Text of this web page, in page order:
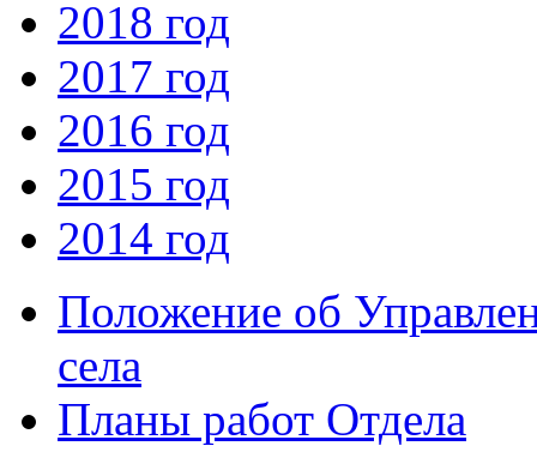
2018 год
2017 год
2016 год
2015 год
2014 год
Положение об
села
Планы работ Отдела